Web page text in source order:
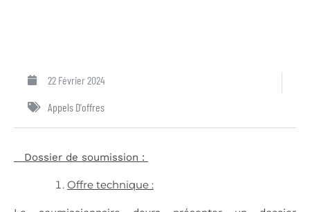
22 Février 2024
Appels D'offres
Dossier de soumission :
Offre technique :